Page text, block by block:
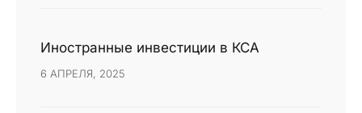
Иностранные инвестиции в КСА
6 АПРЕЛЯ, 2025